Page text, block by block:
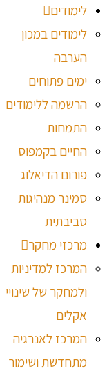
לימודים
לימודים במכון
הערבה
ימים פתוחים
הרשמה ללימודים
התמחות
החיים בקמפוס
פורום הדיאלוג
סמינר מנהיגות
סביבתית
מרכזי מחקר
המרכז למדיניות
ולמחקר של שינויי
אקלים
המרכז לאנרגיה
מתחדשת ושימור